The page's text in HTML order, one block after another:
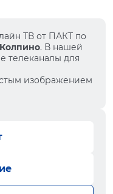
ТВ от ПАКТ по
. В нашей
телеканалы для
изображением